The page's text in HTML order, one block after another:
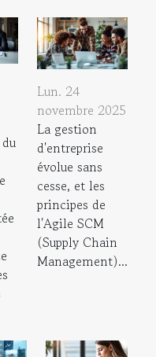
Lun. 24
novembre 2025
La gestion
d'entreprise
évolue sans
cesse, et les
principes de
l'Agile SCM
(Supply Chain
Management)...